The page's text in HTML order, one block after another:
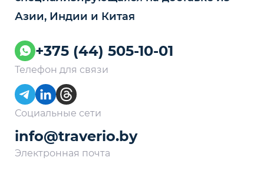
Азии, Индии и Китая
+375 (44) 505-10-01
Телефон для связи
Социальные сети
info@traverio.by
Электронная почта